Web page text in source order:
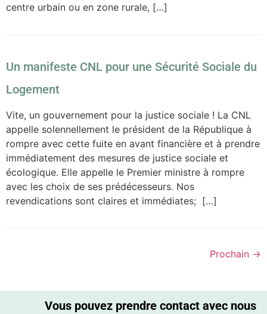
centre urbain ou en zone rurale, […]
Un manifeste CNL pour une Sécurité Sociale du
Logement
Vite, un gouvernement pour la justice sociale ! La CNL
appelle solennellement le président de la République à
rompre avec cette fuite en avant financière et à prendre
immédiatement des mesures de justice sociale et
écologique. Elle appelle le Premier ministre à rompre
avec les choix de ses prédécesseurs. Nos
revendications sont claires et immédiates; […]
Prochain →
Vous pouvez prendre contact avec nous